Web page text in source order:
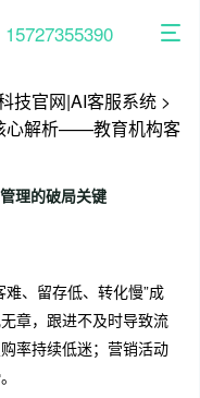
15727355390
技官网|AI客服系统 >
心解析——教育机构客
理的破局关键
、留存低、转化慢”成
章，跟进不及时导致流
率持续低迷；营销活动